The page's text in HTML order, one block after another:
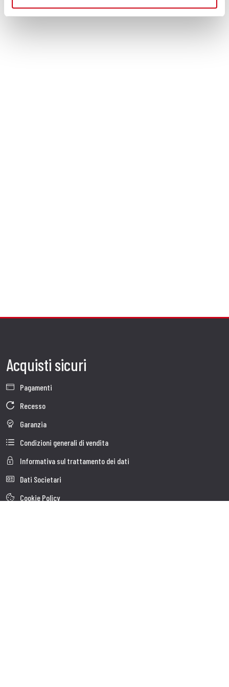
Acquisti sicuri
Pagamenti
Recesso
Garanzia
Condizioni generali di vendita
Informativa sul trattamento dei dati
Dati Societari
Cookie Policy